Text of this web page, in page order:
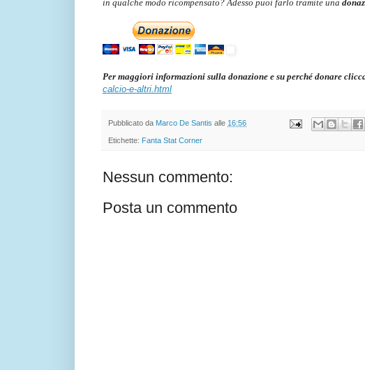
in qualche modo ricompensato? Adesso puoi farlo tramite una
Per maggiori informazioni sulla donazione e su perché donare
calcio-e-altri.html
Pubblicato da Marco De Santis alle 16:56
Etichette: Fanta Stat Corner
Nessun commento:
Posta un commento